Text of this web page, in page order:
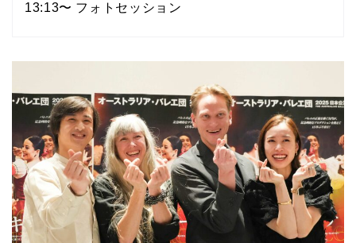
13:13〜 フォトセッション